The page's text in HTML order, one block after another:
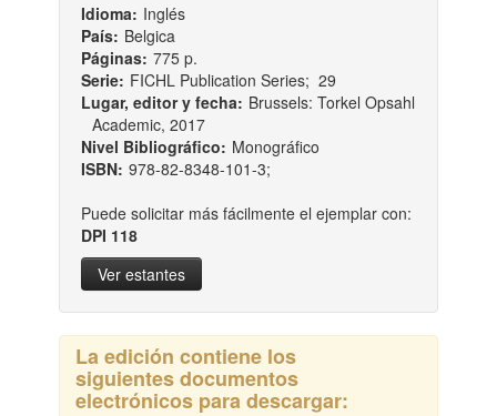
Idioma: Inglés
País: Belgica
Páginas: 775 p.
Serie: FICHL Publication Series; 29
Lugar, editor y fecha: Brussels: Torkel Opsahl
Academic, 2017
Nivel Bibliográfico: Monográfico
ISBN: 978-82-8348-101-3;
Puede solicitar más fácilmente el ejemplar con:
DPI 118
Ver estantes
La edición contiene los
siguientes documentos
electrónicos para descargar: